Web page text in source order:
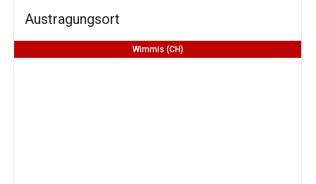
Austragungsort
Wimmis (CH)